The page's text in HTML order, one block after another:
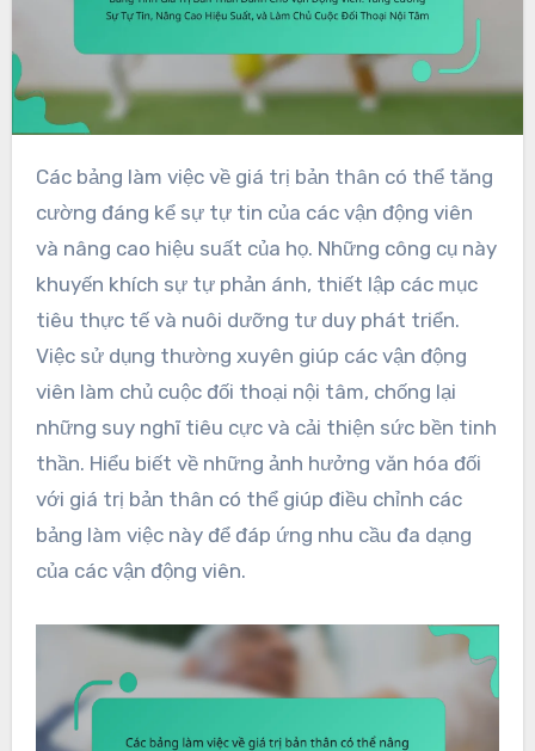
Các bảng làm việc về giá trị bản thân có thể tăng
cường đáng kể sự tự tin của các vận động viên
và nâng cao hiệu suất của họ. Những công cụ này
khuyến khích sự tự phản ánh, thiết lập các mục
tiêu thực tế và nuôi dưỡng tư duy phát triển.
Việc sử dụng thường xuyên giúp các vận động
viên làm chủ cuộc đối thoại nội tâm, chống lại
những suy nghĩ tiêu cực và cải thiện sức bền tinh
thần. Hiểu biết về những ảnh hưởng văn hóa đối
với giá trị bản thân có thể giúp điều chỉnh các
bảng làm việc này để đáp ứng nhu cầu đa dạng
của các vận động viên.